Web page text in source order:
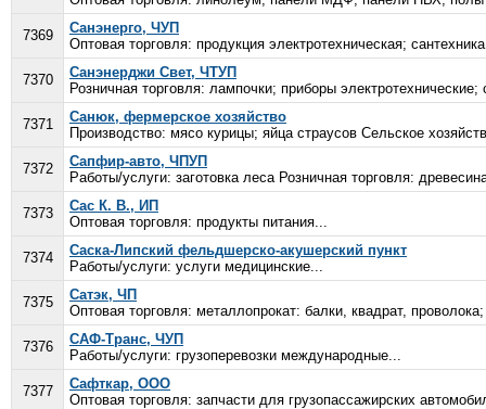
7369
Санэнерго, ЧУП
Оптовая торговля: продукция электротехническая;
7370
Санэнерджи Свет, ЧТУП
Розничная торговля: лампочки; приборы электротехнические;
7371
Санюк, фермерское хозяйство
Производство: мясо курицы; яйца страусов Сельское
7372
Сапфир-авто, ЧПУП
Работы/услуги: заготовка леса Розничная торговля:
7373
Сас К. В., ИП
Оптовая торговля: продукты питания...
7374
Саска-Липский фельдшерско-акушерский пункт
Работы/услуги: услуги медицинские...
7375
Сатэк, ЧП
Оптовая торговля: металлопрокат: балки, квадрат,
7376
САФ-Транс, ЧУП
Работы/услуги: грузоперевозки международные...
7377
Сафткар, ООО
Оптовая торговля: запчасти для грузопассажирских